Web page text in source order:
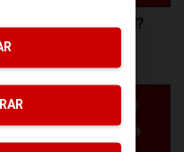
BOMBILLA EXISTEN?